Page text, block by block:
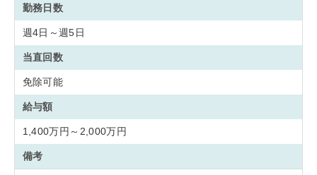
勤務日数
週4日～週5日
当直回数
免除可能
給与額
1,400万円～2,000万円
備考